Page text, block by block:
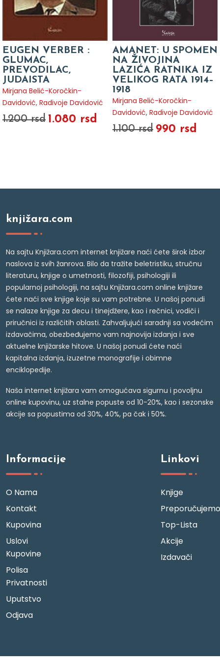
EUGEN VERBER :
GLUMAC,
PREVODILAC,
JUDAISTA
Mirjana Belić-Koročkin-
Davidović, Radivoje Davidović
1.200 rsd 1.080 rsd
AMANET: U SPOMEN
NA ŽIVOJINA
LAZIĆA RATNIKA IZ
VELIKOG RATA 1914–
1918
Mirjana Belić-Koročkin-
Davidović, Radivoje Davidović
1.100 rsd 990 rsd
knjižara.com
Na sajtu Knjižara.com internet knjižare naći ćete širok izbor
naslova iz svih žanrova. Bilo da tražite beletristiku, stručnu
literaturu, knjige o umetnosti, filozofiji, psihologiji ili
popularnoj psihologiji, na sajtu Knjižara.com online knjižare
ćete naći sve knjige koje su vam potrebne. U našoj ponudi
se nalaze knjige za decu i tinejdžere, kao i rečnici, vodiči i
priručnici iz različitih oblasti. Zahvaljujući saradnji sa vodećim
izdavačima, obezbeđujemo vam najnovija izdanja i sve
aktuelne knjižarske hitove. U našoj ponudi ćete naći
kapitalna izdanja, izuzetne monografije i obimne
enciklopedije.
Naša internet knjižara vam omogućava sigurnu i povoljnu
online kupovinu, uz stalne popuste od 10-20%, kao i sezonske
akcije sa popustima od 30%, 40%, pa čak i 50%.
Informacije
O Nama
Kontakt
Kupovina
Uslovi
Kupovine
Polisa
Privatnosti
Uputstvo
Odjava
Linkovi
Knjige
Preporučujemo
Top-Lista
Akcije
Izdavači